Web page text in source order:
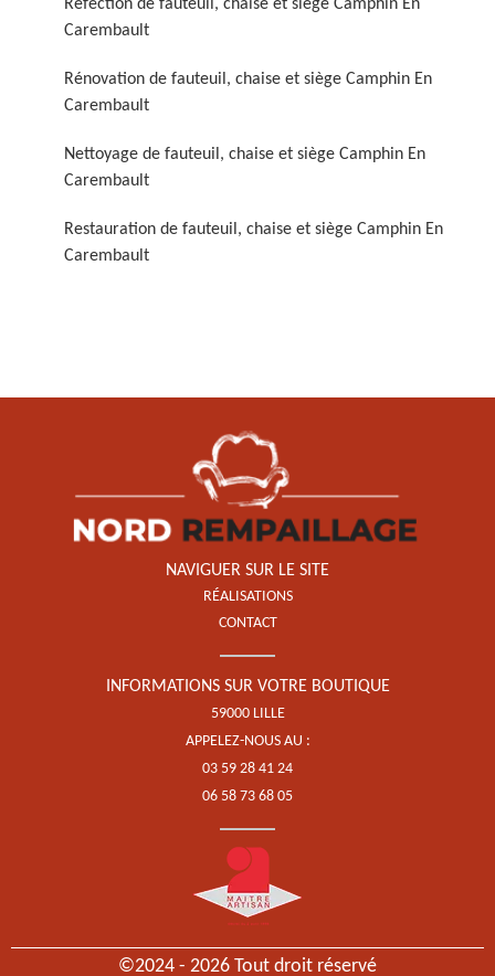
chaise et siège 59
Réfection de fauteuil, chaise et siège Camphin En
Carembault
Rénovation de fauteuil, chaise et siège Camphin En
Carembault
Nettoyage de fauteuil, chaise et siège Camphin En
Carembault
Restauration de fauteuil, chaise et siège Camphin En
Carembault
NAVIGUER SUR LE SITE
RÉALISATIONS
CONTACT
INFORMATIONS SUR VOTRE BOUTIQUE
59000 LILLE
APPELEZ-NOUS AU :
03 59 28 41 24
06 58 73 68 05
©2024 - 2026 Tout droit réservé